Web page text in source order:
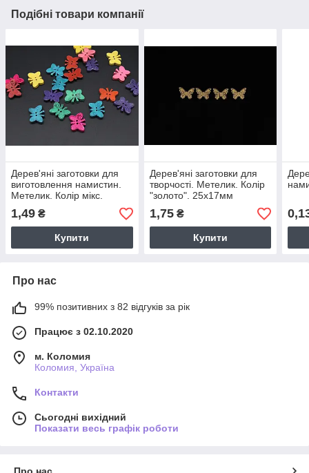
Подібні товари компанії
Дерев'яні заготовки для
виготовлення намистин.
Метелик. Колір мікс.
23х16мм
1,49 ₴
Купити
Дерев'яні заготовки для
творчості. Метелик. Колір
"золото". 25х17мм
1,75₴
Купити
Про нас
99% позитивних з 82 відгуків за рік
Працює з 02.10.2020
м. Коломия
Коломия, Україна
Контакти
Сьогодні вихідний
Показати весь графік роботи